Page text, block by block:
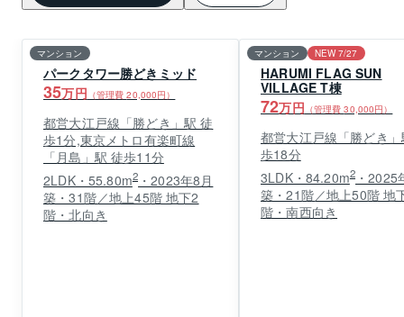
マンション
パークタワー勝どきミッド
35万円 （管理費20,000円）
都営大江戸線「勝どき」駅 徒
歩1分,東京メトロ有楽町線
「月島」駅 徒歩11分
2LDK・55.80m2 ・2023年8月
築・31階／地上45階 地下2
階・北向き
マンション NEW 7/27
HARUMI FLAG SUN
VILLAGE T棟
72万円 （管理費30,000円）
都営大江戸線「勝どき
歩18分
3LDK・84.20m2 ・2025
築・21階／地上50階 地
階・南西向き